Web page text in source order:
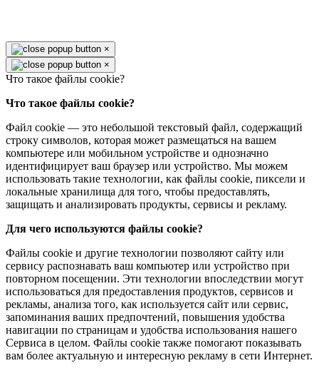
×
×
Что такое файлы cookie?
Что такое файлы cookie?
Файл cookie — это небольшой текстовый файл, содержащий
строку символов, которая может размещаться на вашем
компьютере или мобильном устройстве и однозначно
идентифицирует ваш браузер или устройство. Мы можем
использовать такие технологии, как файлы cookie, пиксели и
локальные хранилища для того, чтобы предоставлять,
защищать и анализировать продукты, сервисы и рекламу.
Для чего используются файлы cookie?
Файлы cookie и другие технологии позволяют сайту или
сервису распознавать ваш компьютер или устройство при
повторном посещении. Эти технологии впоследствии могут
использоваться для предоставления продуктов, сервисов и
рекламы, анализа того, как используется сайт или сервис,
запоминания ваших предпочтений, повышения удобства
навигации по страницам и удобства использования нашего
Сервиса в целом. Файлы cookie также помогают показывать
вам более актуальную и интересную рекламу в сети Интернет.